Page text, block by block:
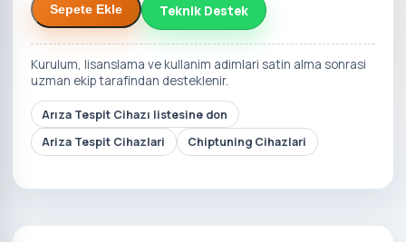
Sepete Ekle Teknik Destek
Kurulum, lisanslama ve kullanim adimlari satin alma sonrasi
uzman ekip tarafindan desteklenir.
Arıza Tespit Cihazı listesine don
Ariza Tespit Cihazlari
Chiptuning Cihazlari